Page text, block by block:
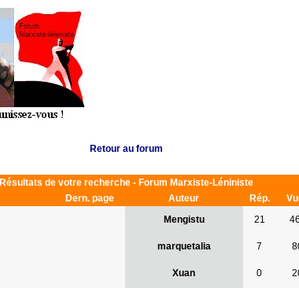
Retour au forum
Résultats de votre recherche - Forum Marxiste-Léniniste
Dern. page Auteur Rép.
Mengistu 21
marquetalia 7
Xuan 0